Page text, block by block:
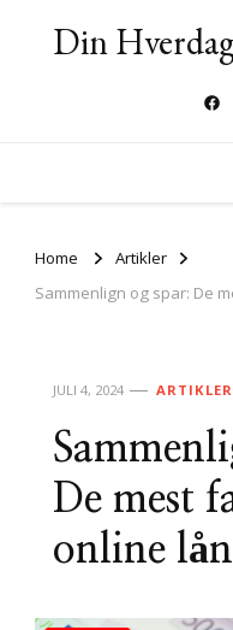
Din
Home
Artikler
Sammenlign og spar: De
JULI 4, 2024 ARTIKLER
De mest
online